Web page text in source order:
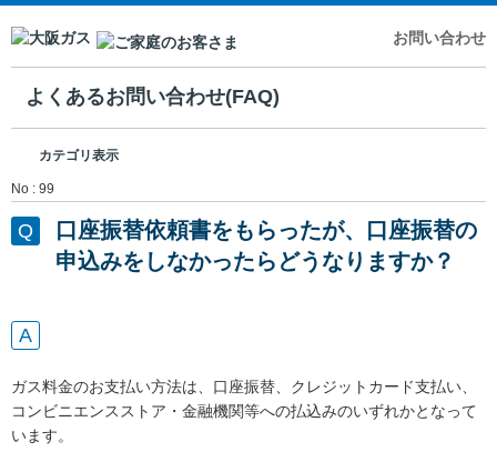
お問い合わせ
よくあるお問い合わせ(FAQ)
カテゴリ表示
No : 99
口座振替依頼書をもらったが、口座振替の
申込みをしなかったらどうなりますか？
ガス料金のお支払い方法は、口座振替、クレジットカード支払い、
コンビニエンスストア・金融機関等への払込みのいずれかとなって
います。